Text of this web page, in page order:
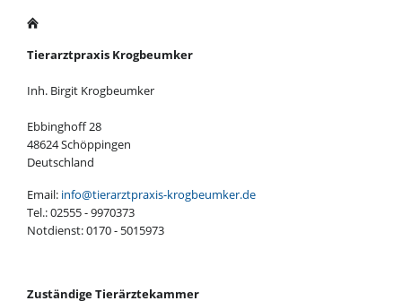
Tierarztpraxis Krogbeumker
Inh. Birgit Krogbeumker
Ebbinghoff 28
48624 Schöppingen
Deutschland
Email: info@tierarztpraxis-krogbeumker.de
Tel.: 02555 - 9970373
Notdienst: 0170 - 5015973
Zuständige Tierärztekammer